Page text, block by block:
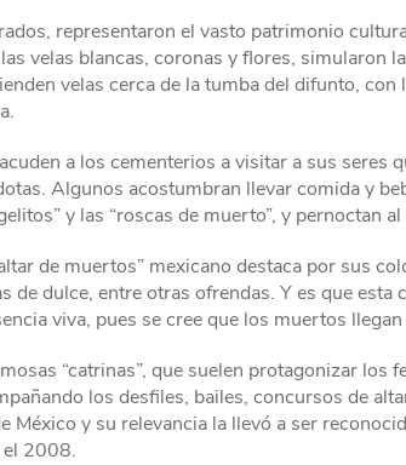
representaron el vasto patrimonio
velas blancas, coronas y flores, simularon
velas cerca de la tumba del difunto,
a los cementerios a visitar a sus seres
Algunos acostumbran llevar comida y
y las “roscas de muerto”, y pernoctan
de muertos” mexicano destaca por sus
de dulce, entre otras ofrendas. Y es que
viva, pues se cree que los muertos
“catrinas”, que suelen protagonizar los
los desfiles, bailes, concursos de
México y su relevancia la llevó a ser
el 2008.